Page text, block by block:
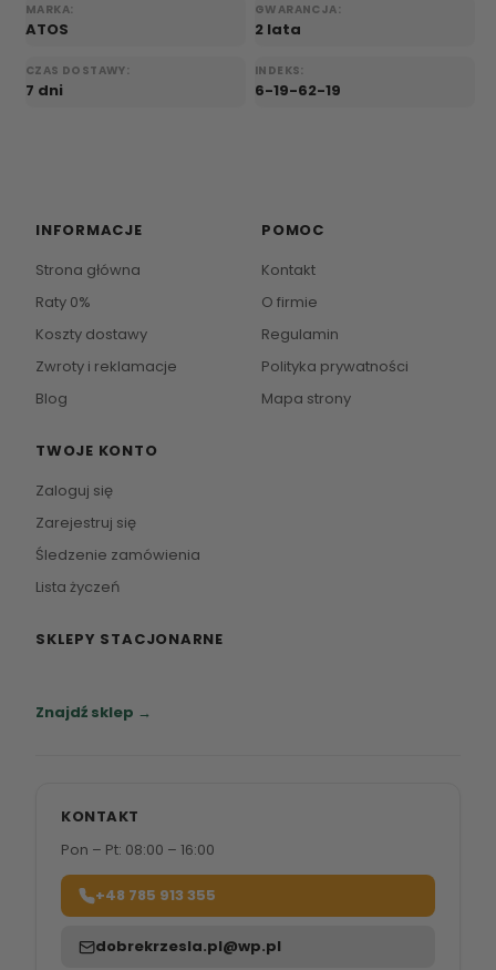
MARKA:
ATOS
GWARANCJA:
2 lata
CZAS DOSTAWY:
7 dni
INDEKS:
6-19-62-19
INFORMACJE
Strona główna
Raty 0%
Koszty dostawy
Zwroty i reklamacje
Blog
POMOC
Kontakt
O firmie
Regulamin
Polityka prywatności
Mapa strony
TWOJE KONTO
Zaloguj się
Zarejestruj się
Śledzenie zamówienia
Lista życzeń
SKLEPY STACJONARNE
Znajdź sklep →
KONTAKT
Pon – Pt: 08:00 – 16:00
+48 785 913 355
dobrekrzesla.pl@wp.pl